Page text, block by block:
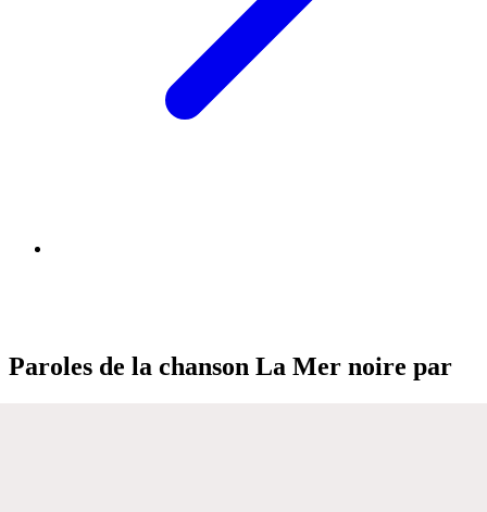
Paroles de la chanson La Mer noire par